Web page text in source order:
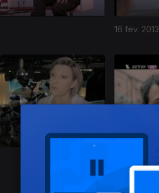
16 fev. 2013